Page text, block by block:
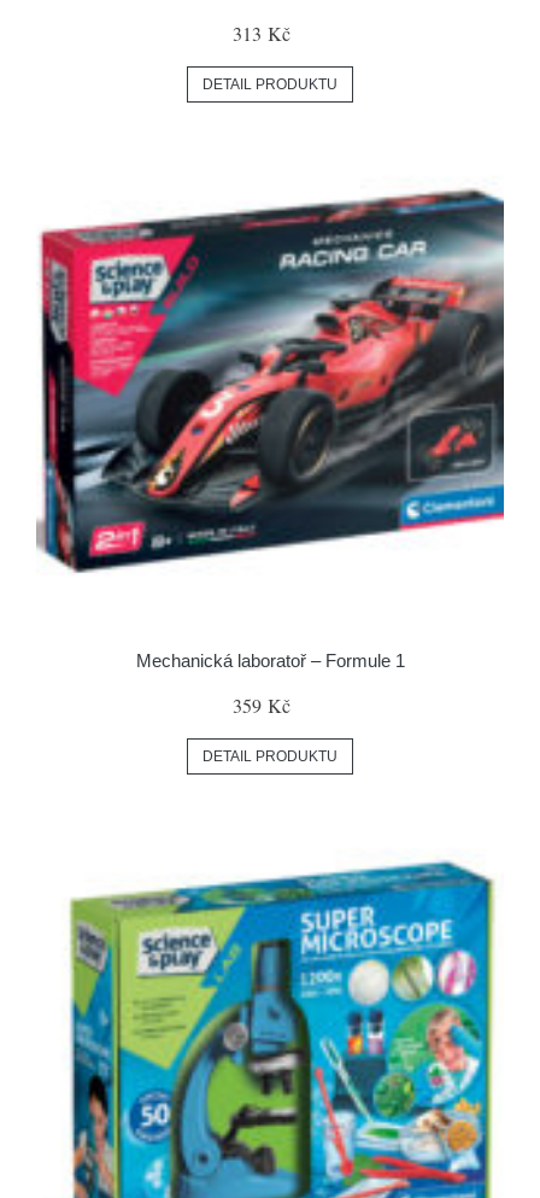
313 Kč
DETAIL PRODUKTU
Mechanická laboratoř – Formule 1
359 Kč
DETAIL PRODUKTU